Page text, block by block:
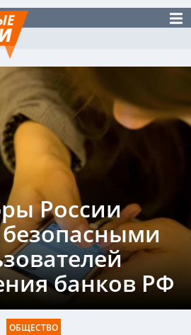
России
банков РФ
ОБЩЕСТВО